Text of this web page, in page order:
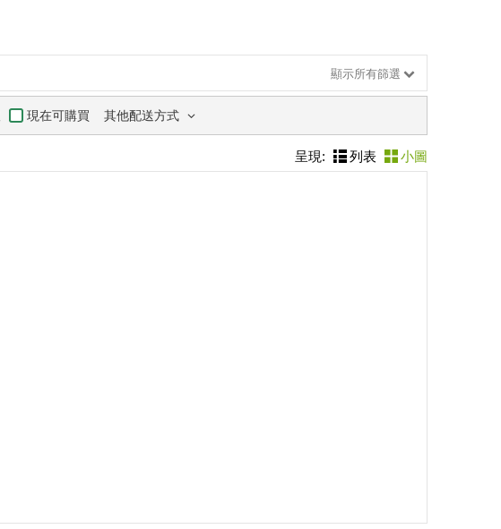
顯示所有篩選
現在可購買 其他配送方式
呈現: 列表 小圖